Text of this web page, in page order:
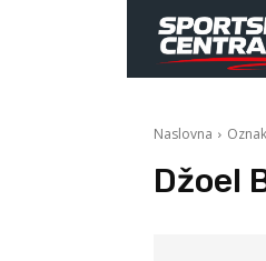
Naslovna
Džoel